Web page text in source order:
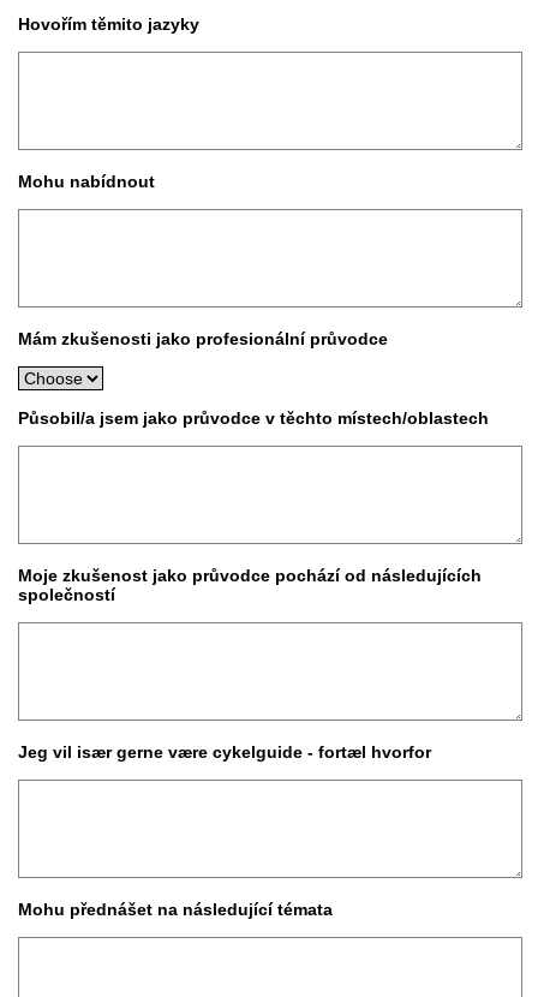
Hovořím těmito jazyky
Mohu nabídnout
Mám zkušenosti jako profesionální průvodce
Působil/a jsem jako průvodce v těchto místech/oblastech
Moje zkušenost jako průvodce pochází od následujících
společností
Jeg vil især gerne være cykelguide - fortæl hvorfor
Mohu přednášet na následující témata